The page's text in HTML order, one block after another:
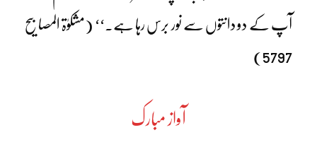
آپ کے دو دانتوں سے نور برس رہا ہے۔‘‘ (مشکوٰۃ المصابیح
5797)
آواز مبارک